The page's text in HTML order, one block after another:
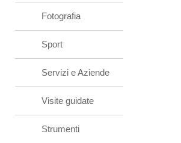
Fotografia
Sport
Servizi e Aziende
Visite guidate
Strumenti